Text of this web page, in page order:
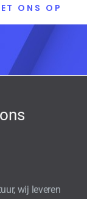
ONS OP
wij leveren